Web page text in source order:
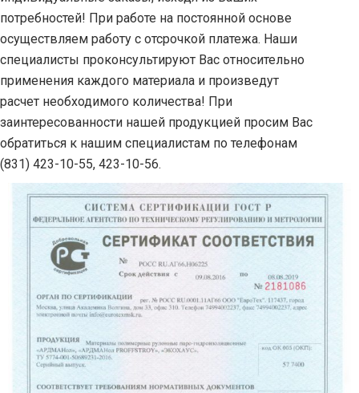
потребностей! При работе на постоянной основе
осуществляем работу с отсрочкой платежа. Наши
специалисты проконсультируют Вас относительно
применения каждого материала и произведут
расчет необходимого количества! При
заинтересованности нашей продукцией просим Вас
обратиться к нашим специалистам по телефонам
(831) 423-10-55, 423-10-56.